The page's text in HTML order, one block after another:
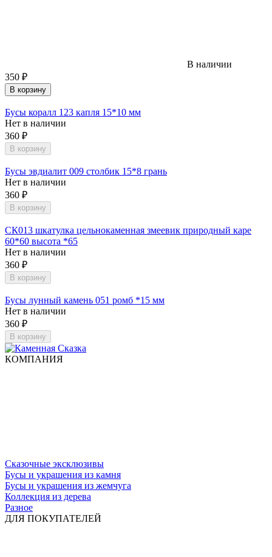
В наличии
350 ₽
В корзину
Бусы коралл 123 капля 15*10 мм
Нет в наличии
360 ₽
В корзину
Бусы эвдиалит 009 столбик 15*8 грань
Нет в наличии
360 ₽
В корзину
СК013 шкатулка цельнокаменная змеевик природный каре
60*60 высота *65
Нет в наличии
360 ₽
В корзину
Бусы лунный камень 051 ромб *15 мм
Нет в наличии
360 ₽
В корзину
КОМПАНИЯ
Сказочные эксклюзивы
Бусы и украшения из камня
Бусы и украшения из жемчуга
Коллекция из дерева
Разное
ДЛЯ ПОКУПАТЕЛЕЙ